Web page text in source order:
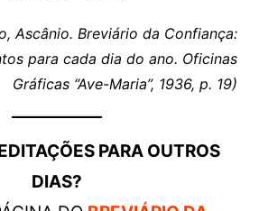
Ascânio. Breviário da Confiança:
para cada dia do ano. Oficinas
Gráficas “Ave-Maria”, 1936, p. 19)
PARA OUTROS
DIAS?